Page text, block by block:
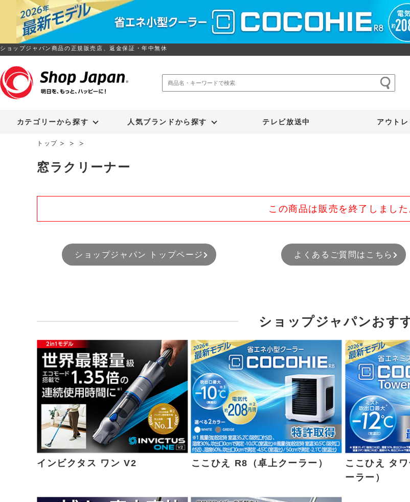
ショップジャパン商品の正規販売店、返金保証・年中無休
カテゴリーから探す 人気ブランドから探す テレビ放送中 アウトレ
トップ
窓ラクリーナー
この商品は販売を終了しました
ショップジャパン トップページ よくあるご質問はこちら
ショップジャパンおす
インビクタス ワン V2 ここひえ R8（卓上クーラー）
ここひえ タ
ーラー）